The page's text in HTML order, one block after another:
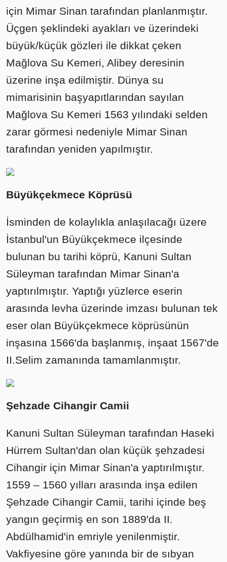
için Mimar Sinan tarafından planlanmıştır.
Üçgen şeklindeki ayakları ve üzerindeki
büyük/küçük gözleri ile dikkat çeken
Mağlova Su Kemeri, Alibey deresinin
üzerine inşa edilmiştir. Dünya su
mimarisinin başyapıtlarından sayılan
Mağlova Su Kemeri 1563 yılındaki selden
zarar görmesi nedeniyle Mimar Sinan
tarafından yeniden yapılmıştır.
Büyükçekmece Köprüsü
İsminden de kolaylıkla anlaşılacağı üzere
İstanbul'un Büyükçekmece ilçesinde
bulunan bu tarihi köprü, Kanuni Sultan
Süleyman tarafından Mimar Sinan'a
yaptırılmıştır. Yaptığı yüzlerce eserin
arasında levha üzerinde imzası bulunan tek
eser olan Büyükçekmece köprüsünün
inşasına 1566'da başlanmış, inşaat 1567'de
II.Selim zamanında tamamlanmıştır.
Şehzade Cihangir Camii
Kanuni Sultan Süleyman tarafından Haseki
Hürrem Sultan'dan olan küçük şehzadesi
Cihangir için Mimar Sinan'a yaptırılmıştır.
1559 – 1560 yılları arasında inşa edilen
Şehzade Cihangir Camii, tarihi içinde beş
yangın geçirmiş en son 1889'da II.
Abdülhamid'in emriyle yenilenmiştir.
Vakfiyesine göre yanında bir de sıbyan